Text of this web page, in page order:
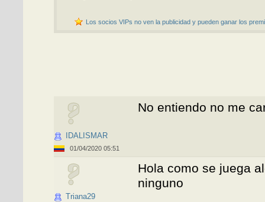
Los socios VIPs no ven la publicidad y pueden ganar los
IDALISMAR
01/04/2020 05:51
No entiendo no me
Triana29
Hola como se juega
ninguno